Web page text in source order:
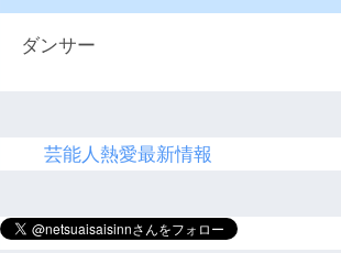
芸能人熱愛最新情報